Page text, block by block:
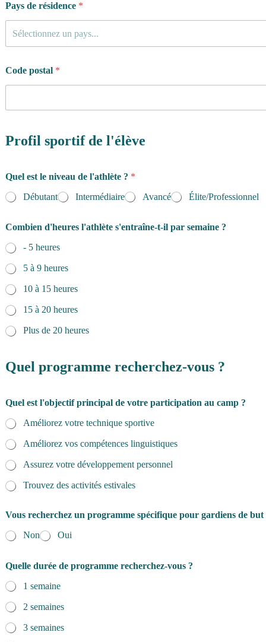
Pays de résidence *
Sélectionnez un pays...
Code postal *
Profil sportif de l'élève
Quel est le niveau de l'athlète ? *
Débutant
Intermédiaire Avancé Élite/Professionnel
Combien d'heures l'athlète s'entraîne-t-il par semaine ?
- 5 heures
5 à 9 heures
10 à 15 heures
15 à 20 heures
Plus de 20 heures
Quel programme recherchez-vous ?
Quel est l'objectif principal de votre participation au camp ?
Améliorez votre technique sportive
Améliorez vos compétences linguistiques
Assurez votre développement personnel
Trouvez des activités estivales
Vous recherchez un programme spécifique pour gardiens de but
Non
Oui
Quelle durée de programme recherchez-vous ?
1 semaine
2 semaines
3 semaines